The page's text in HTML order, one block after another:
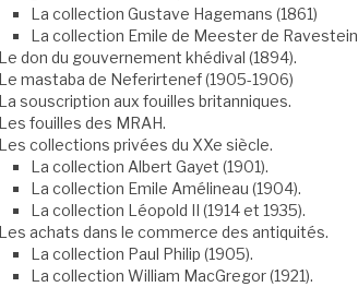
La collection Gustave Hagemans (1861)
La collection Emile de Meester de Ravestein
Le don du gouvernement khédival (1894).
Le mastaba de Neferirtenef (1905-1906)
La souscription aux fouilles britanniques.
Les fouilles des MRAH.
Les collections privées du XXe siècle.
La collection Albert Gayet (1901).
La collection Emile Amélineau (1904).
La collection Léopold II (1914 et 1935).
Les achats dans le commerce des antiquités.
La collection Paul Philip (1905).
La collection William MacGregor (1921).